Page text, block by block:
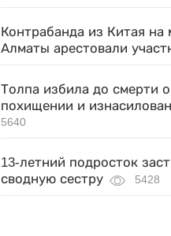
Контрабанда из Китая
Алматы арестовали
Толпа избила до смерти
похищении и
5640
13-летний подросток
сводную сестру
5428